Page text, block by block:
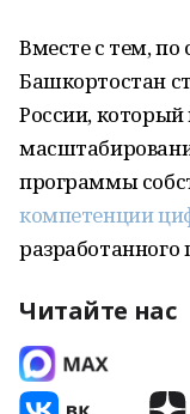
Вместе с тем,
Башкортостан
России,
программы
компетенции
разработанного
Читайте нас